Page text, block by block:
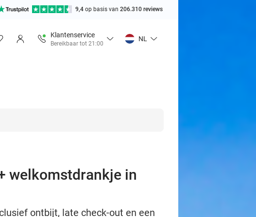
9,4 op basis van 206.310 reviews
Klantenservice
Bereikbaar tot 21:00
NL
welkomstdrankje in
ontbijt, late check-out en een